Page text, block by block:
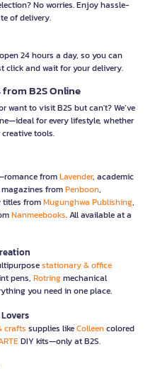
No worries. Enjoy hassle-
of delivery.
24 hours a day, so you can
click and wait for your delivery.
B2S Online
want to visit B2S but can't? We’ve
for every lifestyle, whether
tools.
fromLavender, academic
fromPenboon,
titles fromMugunghwa Publishing,
Nanmeebooks. All available at a
stationary & office
pens, Rotringmechanical
you need in one place.
crafts supplies likeColleencolored
DIY kits—only at B2S.